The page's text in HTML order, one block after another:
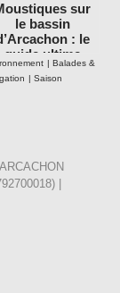
sur
le bassin
: le
guide ultime
retrouver
des soirées
| Balades &
| Saison
|